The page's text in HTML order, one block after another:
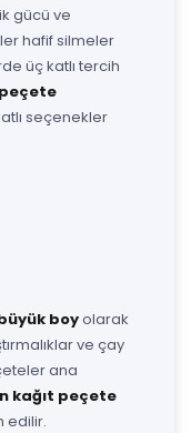
gücü ve
hafif silmeler
üç katlı tercih
seçenekler
boyolarak
ve çay
ana
kağıt peçete
edilir.